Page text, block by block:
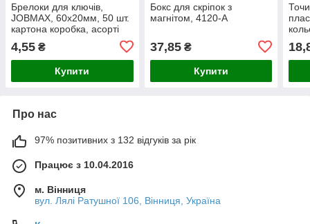
Брелоки для ключів,
JOBMAX, 60х20мм, 50 шт.
картона коробка, асорті
4,55 ₴
Купити
Бокс для скріпок з
магнітом, 4120-A
37,85₴
Купити
Про нас
97% позитивних з 132 відгуків за рік
Працює з 10.04.2016
м. Вінниця
вул. Лялі Ратушної 106, Вінниця, Україна